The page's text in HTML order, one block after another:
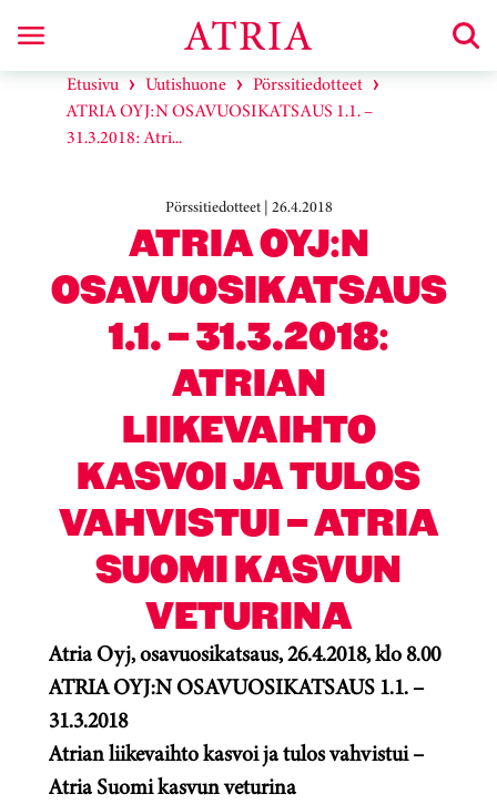
Etusivu Uutishuone
Pörssitiedotteet
ATRIA OYJ:N OSAVUOSIKATSAUS 1.1. –
31.3.2018: Atri...
Pörssitiedotteet | 26.4.2018
ATRIA OYJ:N
OSAVUOSIKATSAUS
1.1. – 31.3.2018:
ATRIAN
LIIKEVAIHTO
KASVOI JA TULOS
VAHVISTUI – ATRIA
SUOMI KASVUN
VETURINA
Atria Oyj, osavuosikatsaus, 26.4.2018, klo 8.00
ATRIA OYJ:N OSAVUOSIKATSAUS 1.1. –
31.3.2018
Atrian liikevaihto kasvoi ja tulos vahvistui –
Atria Suomi kasvun veturina